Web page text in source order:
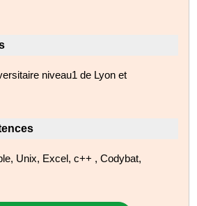
niveau1 de Lyon et
Unix, Excel, c++ , Codybat,